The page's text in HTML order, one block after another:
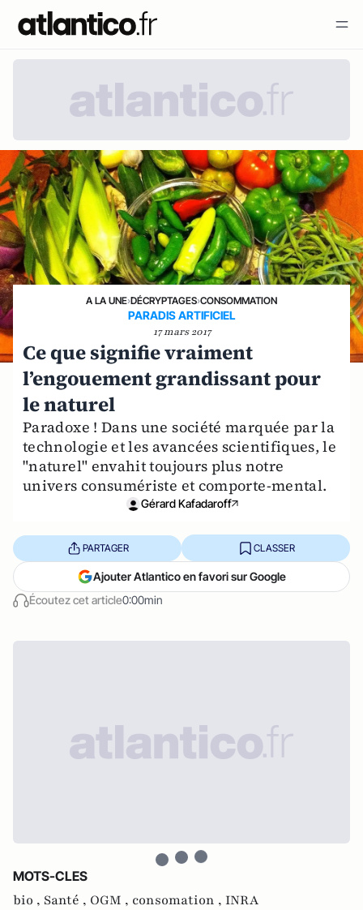
A LA UNE›DÉCRYPTAGES›CONSOMMATION
PARADIS ARTIFICIEL
17 mars 2017
Ce que signifie vraiment
l’engouement grandissant pour
le naturel
Paradoxe ! Dans une société marquée par la
technologie et les avancées scientifiques, le
"naturel" envahit toujours plus notre
univers consumériste et comporte-mental.
Gérard Kafadaroff
Écoutez cet article0:00min
PARTAGER CLASSER
Ajouter Atlantico en favori sur Google
MOTS-CLES
bio , Santé , OGM , consomation , INRA